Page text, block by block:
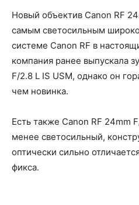
Новый объектив Canon RF
самым светосильным
системе Canon RF в
компания ранее выпускала
F/2.8 L IS USM, однако он
чем новинка.
Есть также Canon RF 24mm
менее светосильный,
оптически сильно
фикса.